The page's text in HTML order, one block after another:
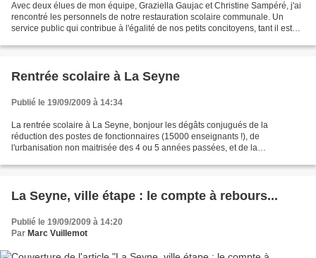
Avec deux élues de mon équipe, Graziella Gaujac et Christine Sampéré, j'ai
rencontré les personnels de notre restauration scolaire communale. Un
service public qui contribue à l'égalité de nos petits concitoyens, tant il est
Rentrée scolaire à La Seyne
Publié le 19/09/2009 à 14:34
La rentrée scolaire à La Seyne, bonjour les dégâts conjugués de la
réduction des postes de fonctionnaires (15000 enseignants !), de
l'urbanisation non maitrisée des 4 ou 5 années passées, et de la
La Seyne, ville étape : le compte à rebours...
Publié le 19/09/2009 à 14:20
Par Marc Vuillemot